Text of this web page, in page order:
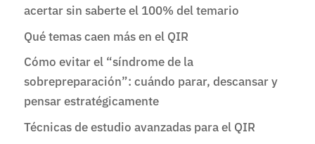
acertar sin saberte el 100% del temario
Qué temas caen más en el QIR
Cómo evitar el “síndrome de la
sobrepreparación”: cuándo parar, descansar y
pensar estratégicamente
Técnicas de estudio avanzadas para el QIR